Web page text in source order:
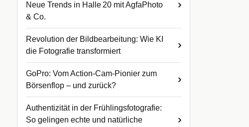
Neue Trends in Halle 20 mit AgfaPhoto
& Co.
Revolution der Bildbearbeitung: Wie KI
die Fotografie transformiert
GoPro: Vom Action-Cam-Pionier zum
Börsenflop – und zurück?
Authentizität in der Frühlingsfotografie:
So gelingen echte und natürliche